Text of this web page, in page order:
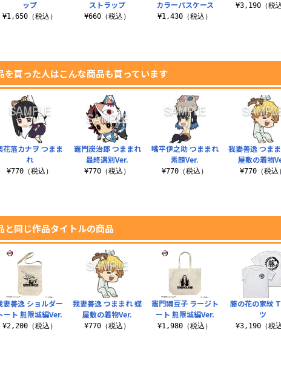
カラーパスケース
¥1,430（税込）
¥3,190（税込
ップ
¥1,650（税込）
ストラップ
¥660（税込）
を買った人はこんな商品も買っています
嘴平伊之助 つままれ
素顔Ver.
¥770（税込）
我妻善逸 つま
屋敷の着物
¥770（税込）
花落カナヲ つまま
れ
¥770（税込）
竈門炭治郎 つままれ
最終選別Ver.
¥770（税込）
と同じ作品タイトルの商品
竈門禰豆子 ラージト
ート 無限城編Ver.
¥1,980（税込）
藤の花の家紋
ツ
¥3,190（税込
妻善逸 ショルダー
ート 無限城編Ver.
¥2,200（税込）
我妻善逸 つままれ 蝶
屋敷の着物Ver.
¥770（税込）